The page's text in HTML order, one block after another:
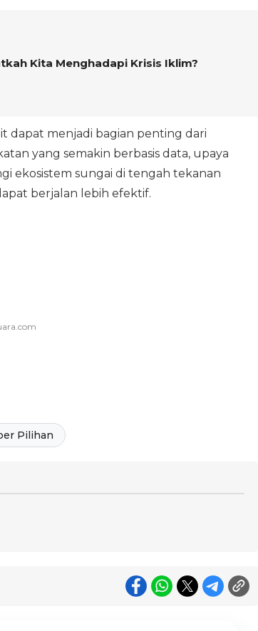
Kita Menghadapi Krisis Iklim?
dapat menjadi bagian penting dari
yang semakin berbasis data, upaya
ekosistem sungai di tengah tekanan
berjalan lebih efektif.
Pilihan